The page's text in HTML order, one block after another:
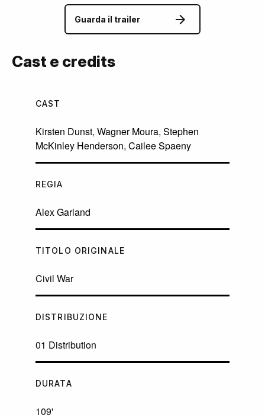
Guarda il trailer
Cast e credits
CAST
Kirsten Dunst, Wagner Moura, Stephen
McKinley Henderson, Cailee Spaeny
REGIA
Alex Garland
TITOLO ORIGINALE
Civil War
DISTRIBUZIONE
01 Distribution
DURATA
109'